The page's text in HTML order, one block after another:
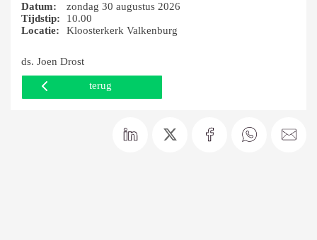
Datum:
zondag 30 augustus 2026
Tijdstip:
10.00
Locatie:
Kloosterkerk Valkenburg
ds. Joen Drost
terug